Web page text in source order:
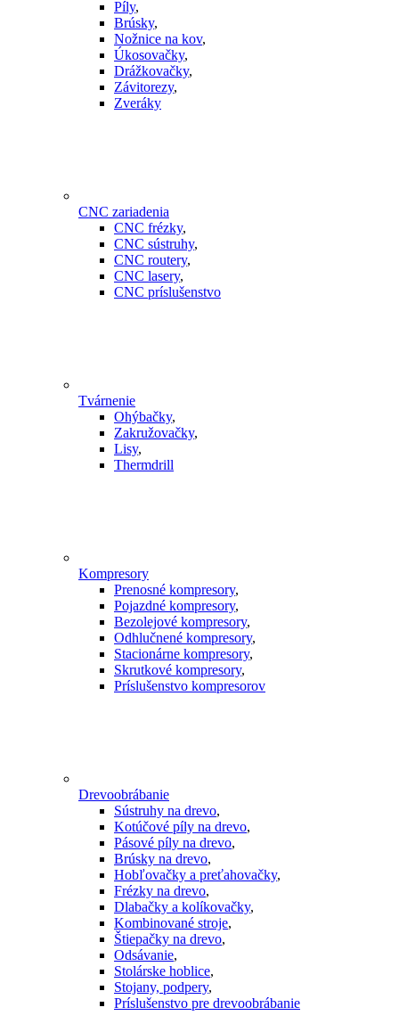
Píly,
Brúsky,
Nožnice na kov,
Úkosovačky,
Drážkovačky,
Závitorezy,
Zveráky
CNC zariadenia
CNC frézky,
CNC sústruhy,
CNC routery,
CNC lasery,
CNC príslušenstvo
Tvárnenie
Ohýbačky,
Zakružovačky,
Lisy,
Thermdrill
Kompresory
Prenosné kompresory,
Pojazdné kompresory,
Bezolejové kompresory,
Odhlučnené kompresory,
Stacionárne kompresory,
Skrutkové kompresory,
Príslušenstvo kompresorov
Drevoobrábanie
Sústruhy na drevo,
Kotúčové píly na drevo,
Pásové píly na drevo,
Brúsky na drevo,
Hobľovačky a preťahovačky,
Frézky na drevo,
Dlabačky a kolíkovačky,
Kombinované stroje,
Štiepačky na drevo,
Odsávanie,
Stolárske hoblice,
Stojany, podpery,
Príslušenstvo pre drevoobrábanie